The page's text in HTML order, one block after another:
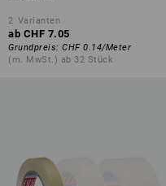
2 Varianten
ab CHF 7.05
Grundpreis: CHF 0.14/Meter
(m. MwSt.) ab 32 Stück